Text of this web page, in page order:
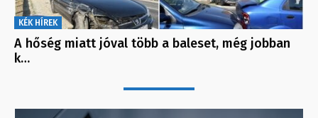
KÉK HÍREK
A hőség miatt jóval több a baleset, még jobban
k…